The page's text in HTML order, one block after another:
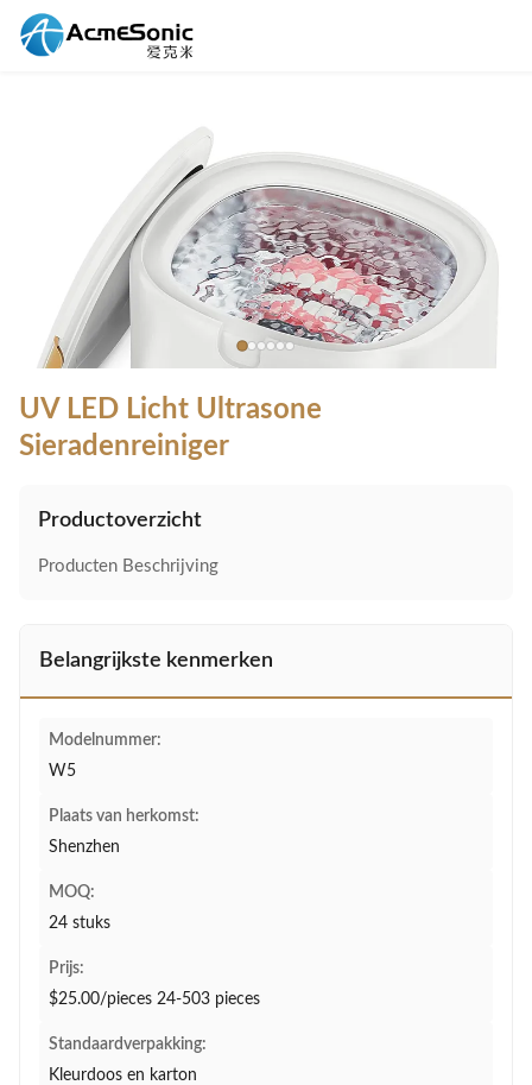
UV LED Licht Ultrasone
Sieradenreiniger
Productoverzicht
Producten Beschrijving
Belangrijkste kenmerken
Modelnummer:
W5
Plaats van herkomst:
Shenzhen
MOQ:
24 stuks
Prijs:
$25.00/pieces 24-503 pieces
Standaardverpakking:
Kleurdoos en karton